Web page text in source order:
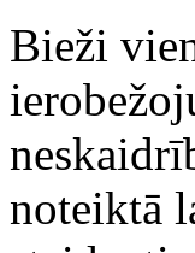
Bieži
noteiktā